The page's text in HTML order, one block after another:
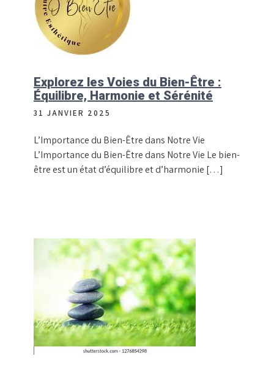
Explorez les Voies du Bien-Être :
Équilibre, Harmonie et Sérénité
31 JANVIER 2025
L’Importance du Bien-Être dans Notre Vie
L’Importance du Bien-Être dans Notre Vie Le bien-
être est un état d’équilibre et d’harmonie […]